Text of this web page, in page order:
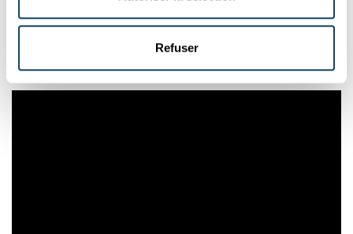
Refuser
dass das offensichtlich begeistern kann, wie man den
Videos anmerkt. Drei mal drei Minuten, die sich lohnen.